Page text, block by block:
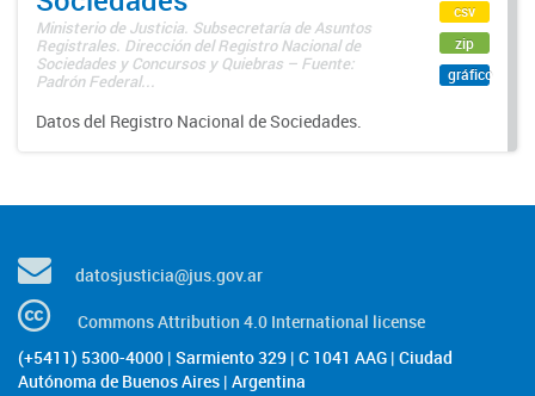
Ministerio de Justicia. Subsecretaría de Asuntos
Registrales. Dirección del Registro Nacional de
Sociedades y Concursos y Quiebras – Fuente:
Padrón Federal...
Datos del Registro Nacional de Sociedades.
csv
zip
gráfico
datosjusticia@jus.gov.ar
Commons Attribution 4.0 International license
(+5411) 5300-4000 | Sarmiento 329 | C 1041 AAG | Ciudad
Autónoma de Buenos Aires | Argentina